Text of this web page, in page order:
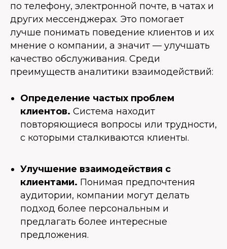
по телефону, электронной почте, в чатах и
других мессенджерах. Это помогает
лучше понимать поведение клиентов и их
мнение о компании, а значит — улучшать
качество обслуживания. Среди
преимуществ аналитики взаимодействий:
Определение частых проблем
клиентов. Система находит
повторяющиеся вопросы или трудности,
с которыми сталкиваются клиенты.
Улучшение взаимодействия с
клиентами. Понимая предпочтения
аудитории, компании могут делать
подход более персональным и
предлагать более интересные
предложения.